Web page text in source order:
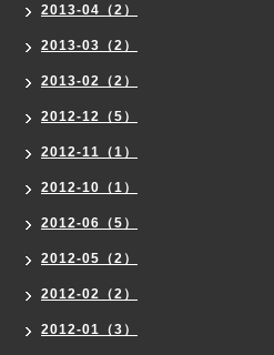
2013-04（2）
2013-03（2）
2013-02（2）
2012-12（5）
2012-11（1）
2012-10（1）
2012-06（5）
2012-05（2）
2012-02（2）
2012-01（3）